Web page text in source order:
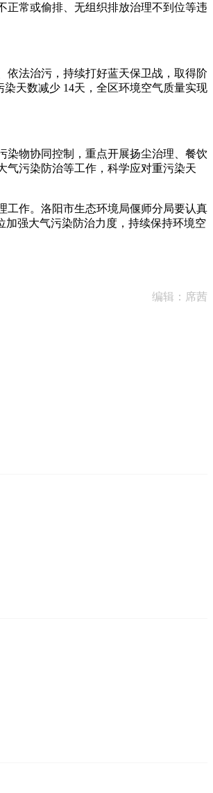
正常或偷排、无组织排放治理不到位等违
法治污，持续打好蓝天保卫战，取得阶
染天数减少 14天，全区环境空气质量实现
物协同控制，重点开展扬尘治理、餐饮
气污染防治等工作，科学应对重污染天
作。洛阳市生态环境局偃师分局要认真
强大气污染防治力度，持续保持环境空
编辑：席茜